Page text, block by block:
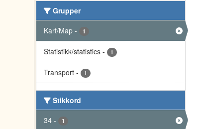
Grupper
Kart/Map - 1
Statistikk/statistics - 1
Transport - 1
Stikkord
34 - 1